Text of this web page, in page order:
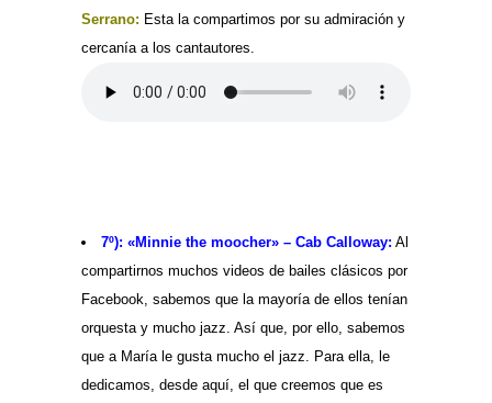
Serrano: Esta la compartimos por su admiración y
cercanía a los cantautores.
7º): «Minnie the moocher» – Cab Calloway: Al
compartirnos muchos videos de bailes clásicos por
Facebook, sabemos que la mayoría de ellos tenían
orquesta y mucho jazz. Así que, por ello, sabemos
que a María le gusta mucho el jazz. Para ella, le
dedicamos, desde aquí, el que creemos que es